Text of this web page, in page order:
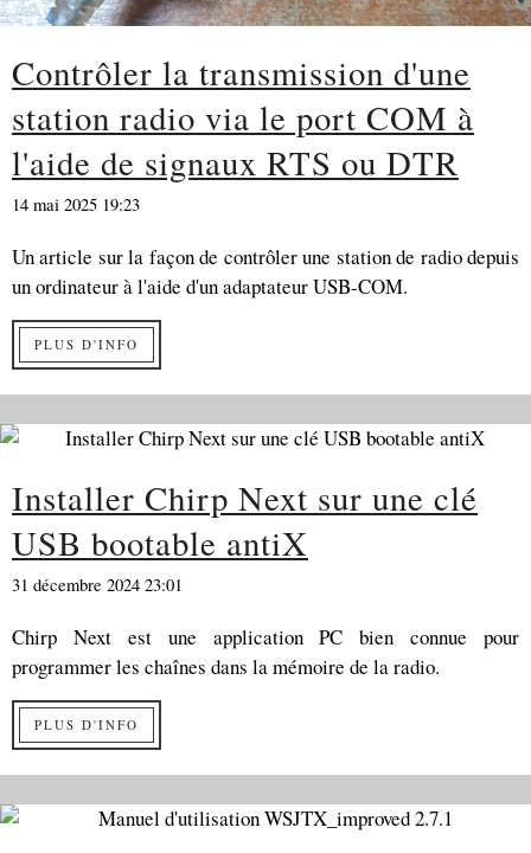
Contrôler la transmission d'une
station radio via le port COM à
l'aide de signaux RTS ou DTR
14 mai 2025 19:23
Un article sur la façon de contrôler une station de radio depuis
un ordinateur à l'aide d'un adaptateur USB-COM.
PLUS D'INFO
Installer Chirp Next sur une clé
USB bootable antiX
31 décembre 2024 23:01
Chirp Next est une application PC bien connue pour
programmer les chaînes dans la mémoire de la radio.
PLUS D'INFO